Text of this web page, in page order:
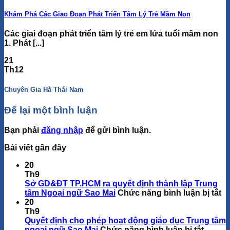
Khám Phá Các Giao Đoạn Phát Triển Tâm Lý Trẻ Mầm Non
Các giai đoạn phát triển tâm lý trẻ em lứa tuổi mầm non
1. Phát [...]
21
Th12
Chuyên Gia Hà Thái Nam
Để lại một bình luận
Bạn phải đăng nhập để gửi bình luận.
Bài viết gần đây
20
Th9
Sở GD&ĐT TP.HCM ra quyết định thành lập Trung
tâm Ngoại ngữ Sao Mai Chức năng bình luận bị tắtở
20
Th9
Quyết định cho phép hoạt động giáo dục Trung tâm